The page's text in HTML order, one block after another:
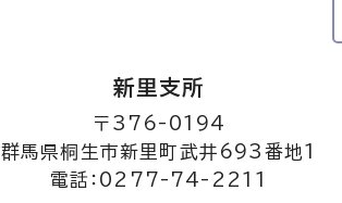
新里支所
〒376-0194
群馬県桐生市新里町武井693番地1
電話：0277-74-2211